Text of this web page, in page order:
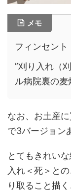
メモ
フィンセン
”刈り入れ（
ル病院裏の麦
なお、お土産
で3バージョン
とてもきれい
入れ＜死＞と
り取ること描